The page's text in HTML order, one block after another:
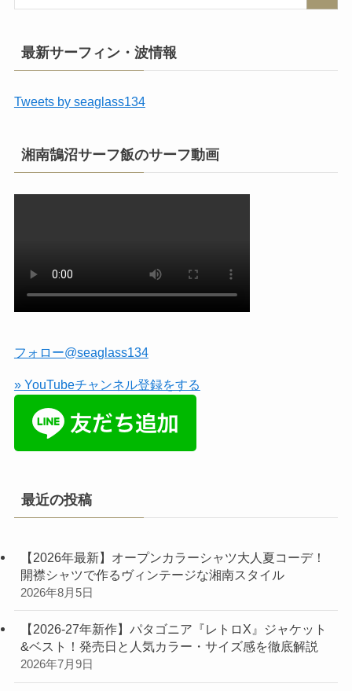
最新サーフィン・波情報
Tweets by seaglass134
湘南鵠沼サーフ飯のサーフ動画
フォロー@seaglass134
» YouTubeチャンネル登録をする
最近の投稿
【2026年最新】オープンカラーシャツ大人夏コーデ！
開襟シャツで作るヴィンテージな湘南スタイル
2026年8月5日
【2026-27年新作】パタゴニア『レトロX』ジャケット
&ベスト！発売日と人気カラー・サイズ感を徹底解説
2026年7月9日